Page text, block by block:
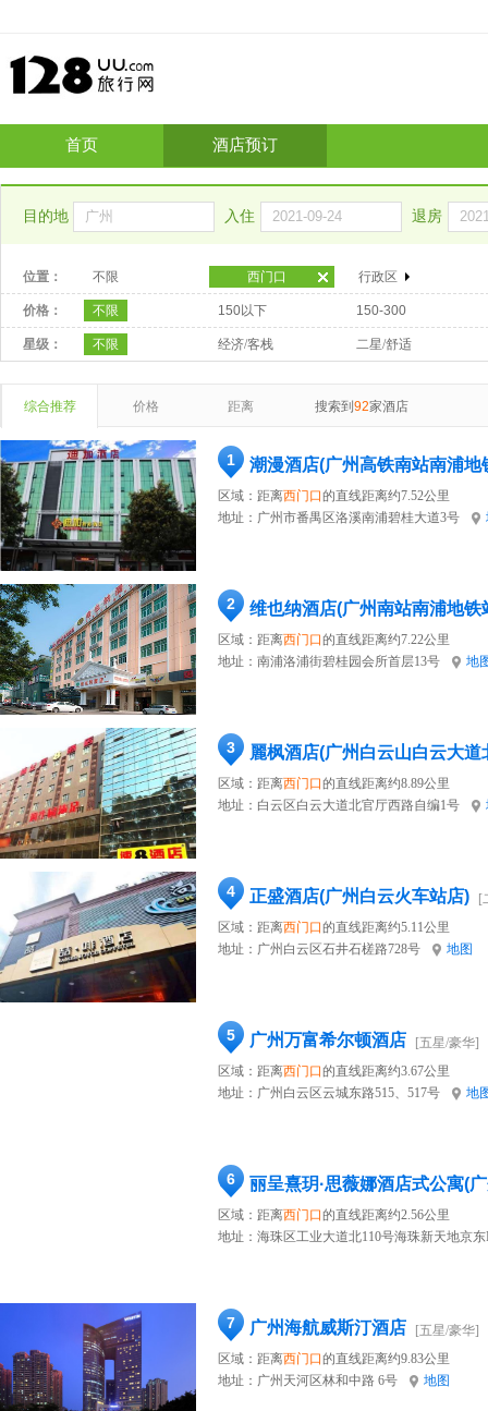
首页 酒店预订
目的地 入住 退房
位置： 不限 西门口 行政区
价格： 不限 150以下 150-300
星级： 不限 经济/客栈 二星/舒适
综合推荐 价格 距离 搜索到 92家酒店
1 潮漫酒店(广州高铁南站南浦地
区域：距离西门口的直线距离约7.52公里
地址： 广州市番禺区洛溪南浦碧桂大道3号
2 维也纳酒店(广州南站南浦地铁
区域：距离西门口的直线距离约7.22公里
地址： 南浦洛浦街碧桂园会所首层13号 地
3 麗枫酒店(广州白云山白云大道
区域：距离西门口的直线距离约8.89公里
地址： 白云区白云大道北官厅西路自编1号
4 正盛酒店(广州白云火车站店)
[
区域：距离西门口的直线距离约5.11公里
地址： 广州白云区石井石槎路728号 地图
5 广州万富希尔顿酒店
[五星/豪华]
区域：距离西门口的直线距离约3.67公里
地址： 广州白云区云城东路515、517号 地
6
区域：距离西门口的直线距离约2.56公里
地址： 海珠区工业大道北110号海珠新天地京
7 广州海航威斯汀酒店
[五星/豪华]
区域：距离西门口的直线距离约9.83公里
地址： 广州天河区林和中路 6号 地图